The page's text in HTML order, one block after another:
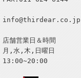
info@thirdear.co.jp
店舗営業日＆時間
月,水,木,日曜日
13:00~20:00